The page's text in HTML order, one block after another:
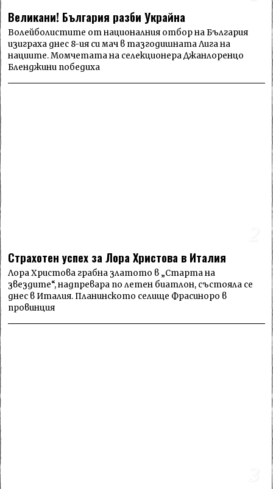
Великани! България разби Украйна
Волейболистите от националния отбор на България
изиграха днес 8-ия си мач в тазгодишната Лига на
нациите. Момчетата на селекционера Джанлоренцо
Бленджини победиха
Страхотен успех за Лора Христова в Италия
Лора Христова грабна златото в „Старта на
звездите“, надпревара по летен биатлон, състояла се
днес в Италия. Планинското селище Фрасиноро в
провинция